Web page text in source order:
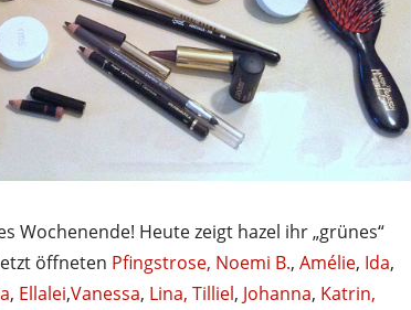
Wochenende! Heute zeigt hazel ihr „grünes“
öffneten Pfingstrose, Noemi B., Amélie, Ida,
, Ellalei,Vanessa, Lina, Tilliel, Johanna, Katrin,